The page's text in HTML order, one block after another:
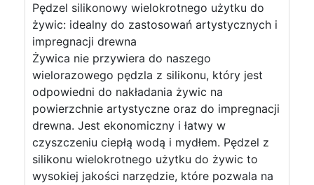
Pędzel silikonowy wielokrotnego użytku do
żywic: idealny do zastosowań artystycznych i
impregnacji drewna
Żywica nie przywiera do naszego
wielorazowego pędzla z silikonu, który jest
odpowiedni do nakładania żywic na
powierzchnie artystyczne oraz do impregnacji
drewna. Jest ekonomiczny i łatwy w
czyszczeniu ciepłą wodą i mydłem. Pędzel z
silikonu wielokrotnego użytku do żywic to
wysokiej jakości narzędzie, które pozwala na